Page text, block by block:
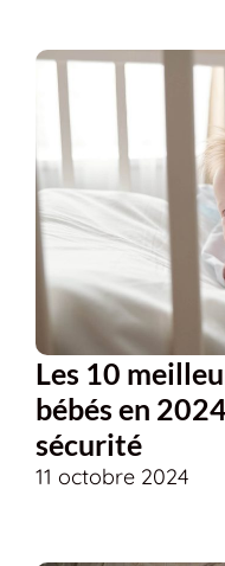
Les 10
bébés en
sécurité
11 octobre 2024